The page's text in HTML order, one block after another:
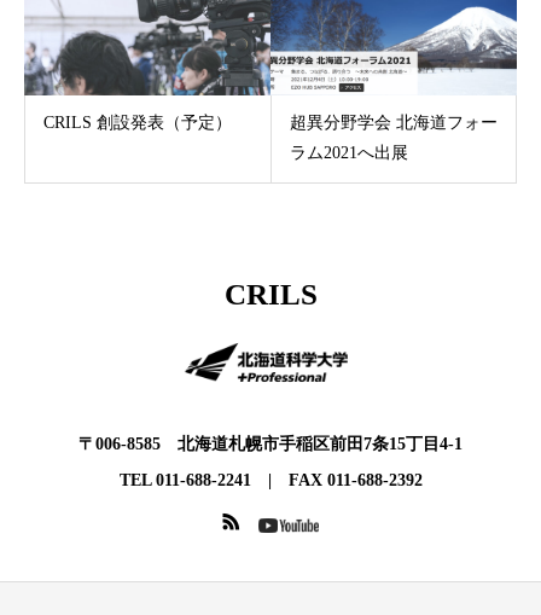
CRILS 創設発表（予定）
超異分野学会 北海道フォー
ラム2021へ出展
CRILS
〒006-8585 北海道札幌市手稲区前田7条15丁目4-1
TEL 011-688-2241 | FAX 011-688-2392